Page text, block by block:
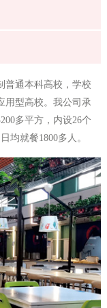
普通本科高校，学校
用型高校。我公司承
多平方，内设26个
均就餐1800多人。